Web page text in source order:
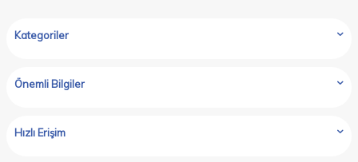
Kategoriler
Önemli Bilgiler
Hızlı Erişim